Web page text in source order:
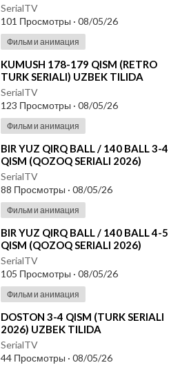
SerialTV
101 Просмотры · 08/05/26
Фильм и анимация
⁣KUMUSH 178-179 QISM (RETRO
TURK SERIALI) UZBEK TILIDA
SerialTV
123 Просмотры · 08/05/26
Фильм и анимация
⁣⁣BIR YUZ QIRQ BALL / 140 BALL 3-4
QISM (QOZOQ SERIALI 2026)
UZBEK TILIDA
SerialTV
88 Просмотры · 08/05/26
Фильм и анимация
⁣⁣BIR YUZ QIRQ BALL / 140 BALL 4-5
QISM (QOZOQ SERIALI 2026)
UZBEK TILIDA
SerialTV
105 Просмотры · 08/05/26
Фильм и анимация
⁣DOSTON 3-4 QISM (TURK SERIALI
2026) UZBEK TILIDA
SerialTV
44 Просмотры · 08/05/26